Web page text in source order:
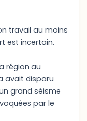
travail au moins
est incertain.
région au
avait disparu
grand séisme
par le